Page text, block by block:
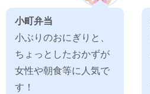
小町弁当
小ぶりのおにぎりと、
ちょっとしたおかずが
女性や朝食等に人気で
す！